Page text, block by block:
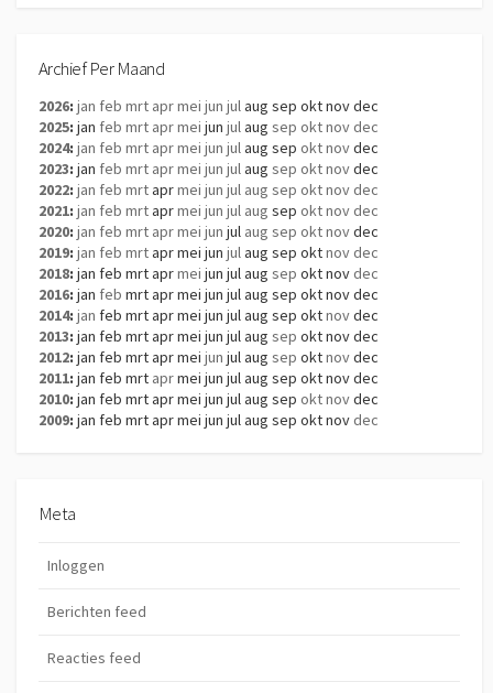
Archief Per Maand
2026: jan feb mrt aprmei jun julaug sep oktnovdec
2025: jan feb mrt aprmei jun julaug sep oktnov dec
2024: jan feb mrt aprmei jun julaug sep oktnovdec
2023: jan feb mrt aprmei jun julaug sep oktnovdec
2022: jan feb mrtaprmei jun jul aug sep oktnov dec
2021: jan feb mrtaprmei jun jul aug sep oktnov dec
2020: jan feb mrt aprmei jun jul aug sep oktnovdec
2019: jan feb mrtaprmei jun julaug sep oktnov dec
2018: jan feb mrtaprmei jun julaug sep oktnov dec
2016: jan feb mrtaprmei jun julaug sep oktnovdec
2014: jan feb mrtaprmei jun julaug sep oktnovdec
2013: jan feb mrtaprmei jun julaug sep oktnovdec
2012: jan feb mrtaprmei jun julaug sep oktnovdec
2011: jan feb mrt aprmei jun julaug sep oktnovdec
2010: jan feb mrtaprmei jun julaug sep oktnovdec
2009: jan feb mrtaprmei jun julaug sep oktnov dec
Meta
Inloggen
Berichten feed
Reacties feed